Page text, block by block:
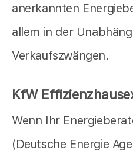
anerkannten
allem in der
Verkaufszwängen.
KfW
Wenn Ihr
(Deutsche Energie